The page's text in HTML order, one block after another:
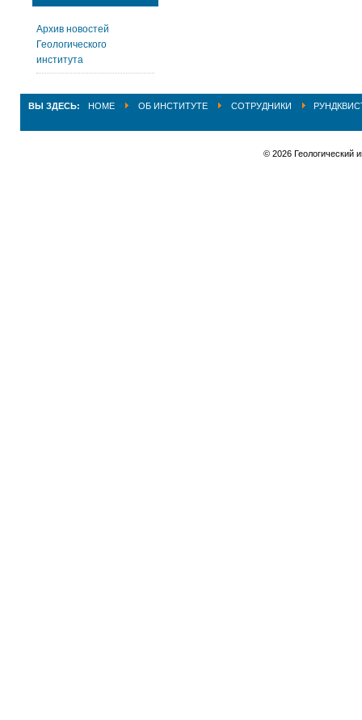
Архив новостей
Геологического
института
ВЫ ЗДЕСЬ: HOME ОБ ИНСТИТУТЕ СОТРУДНИКИ
© 2026 Геологический